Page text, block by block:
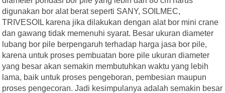
digunakan bor alat berat seperti SANY, SOILMEC,
TRIVESOIL karena jika dilakukan dengan alat bor mini crane
dan gawang tidak memenuhi syarat. Besar ukuran diameter
lubang bor pile berpengaruh terhadap harga jasa bor pile,
karena untuk proses pembuatan bore pile ukuran diameter
yang besar akan semakin membutuhkan waktu yang lebih
lama, baik untuk proses pengeboran, pembesian maupun
proses pengecoran. Jadi kesimpulanya adalah semakin besar